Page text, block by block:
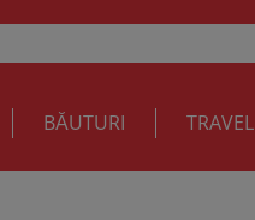
BĂUTURI TRAVEL